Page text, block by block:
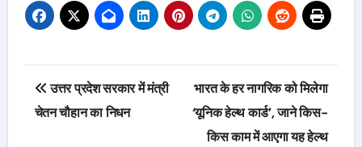
Post
navigation
उत्तर प्रदेश सरकार में मंत्री
चेतन चौहान का निधन
भारत के हर नागरिक को मिलेगा
‘यूनिक हेल्थ कार्ड’, जाने किस-
किस काम में आएगा यह हेल्थ